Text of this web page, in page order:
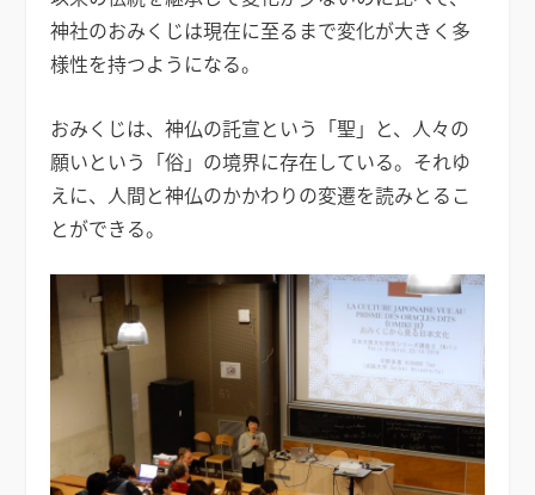
神社のおみくじは現在に至るまで変化が大きく多
様性を持つようになる。
おみくじは、神仏の託宣という「聖」と、人々の
願いという「俗」の境界に存在している。それゆ
えに、人間と神仏のかかわりの変遷を読みとるこ
とができる。